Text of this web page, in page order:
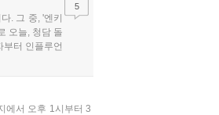
. 그 중, '엔키
오늘, 청담 돌
터 인플루언
5
에서 오후 1시부터 3